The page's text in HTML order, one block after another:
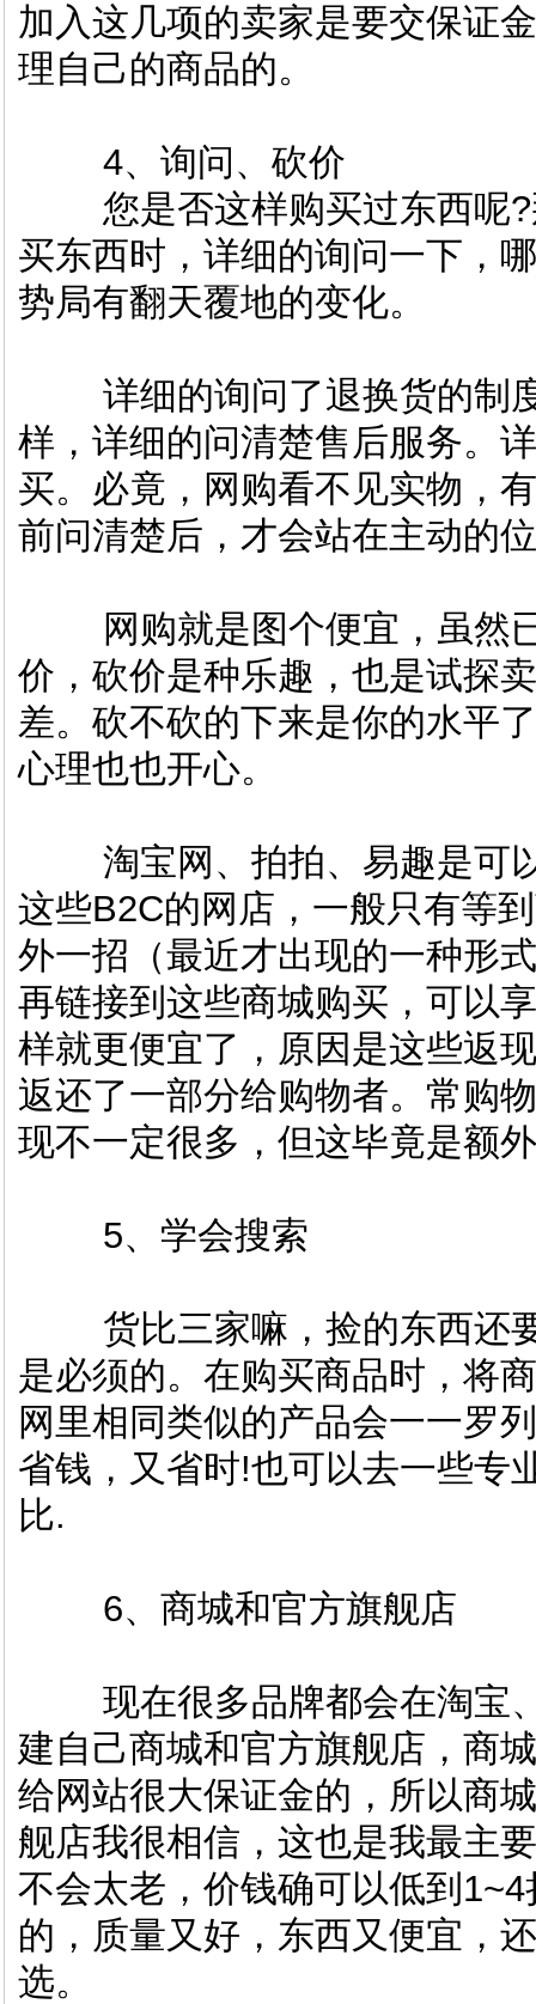
加入这几项的卖家是要交保证
理自己的商品的。
4、询问、砍价
您是否这样购买过东西呢?
买东西时，详细的询问一下，
势局有翻天覆地的变化。
详细的询问了退换货的制度
样，详细的问清楚售后服务。
买。必竟，网购看不见实物，
前问清楚后，才会站在主动的
网购就是图个便宜，虽然已
价，砍价是种乐趣，也是试探
差。砍不砍的下来是你的水平
心理也也开心。
淘宝网、拍拍、易趣是可以
这些B2C的网店，一般只有等
外一招（最近才出现的一种形
再链接到这些商城购买，可以
样就更便宜了，原因是这些返
返还了一部分给购物者。常购
现不一定很多，但这毕竟是额
5、学会搜索
货比三家嘛，捡的东西还要
是必须的。在购买商品时，将
网里相同类似的产品会一一罗
省钱，又省时!也可以去一些专
比.
6、商城和官方旗舰店
现在很多品牌都会在淘宝、
建自己商城和官方旗舰店，商
给网站很大保证金的，所以商
舰店我很相信，这也是我最主
不会太老，价钱确可以低到
的，质量又好，东西又便宜，
选。